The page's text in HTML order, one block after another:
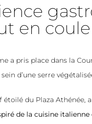
en
a pris place dans la
d’une serre
étoilé du Plaza Athénée,
de la cuisine italienne